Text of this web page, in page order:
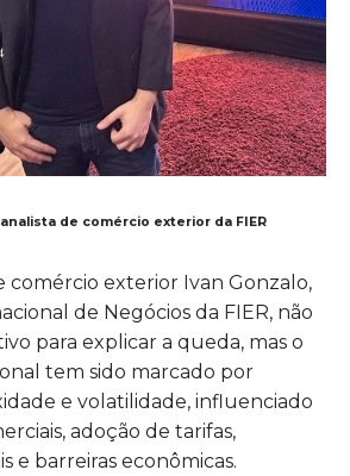
de comércio exterior da FIER
comércio exterior Ivan Gonzalo,
de Negócios da FIER, não
para explicar a queda, mas o
tem sido marcado por
e volatilidade, influenciado
adoção de tarifas,
e barreiras econômicas.